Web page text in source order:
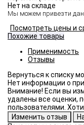
Нет на складе
Мы можем привезти
Посмотреть цены и
Похожие товары
Применимость
Отзывы
Нет информации о
Внимание! Если вы
удалены все оценки,
пользователями.